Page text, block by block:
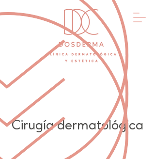
Cirugía dermatológica